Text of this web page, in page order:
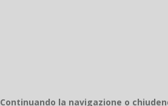
Continuando la navigazione o